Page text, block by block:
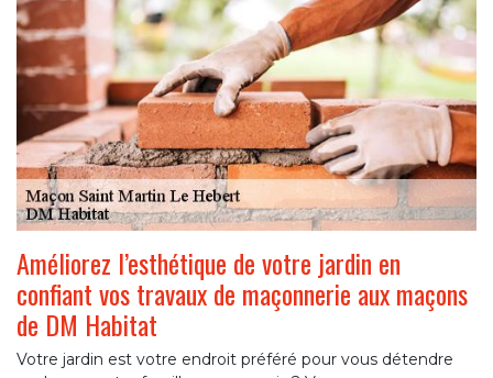
Améliorez l’esthétique de votre jardin en
confiant vos travaux de maçonnerie aux maçons
de DM Habitat
Votre jardin est votre endroit préféré pour vous détendre